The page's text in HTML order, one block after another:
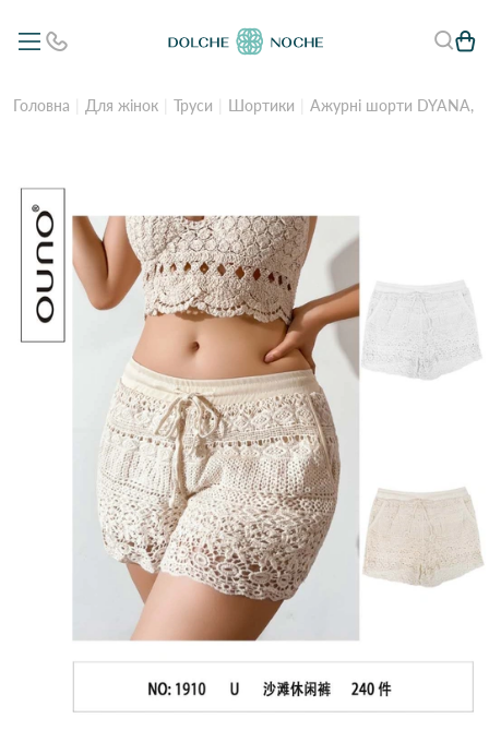
Головна Для жінок Труси Шортики Ажурні шорти DYANA,